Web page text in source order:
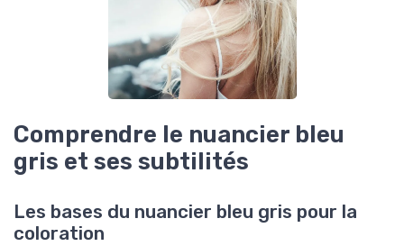
Comprendre le nuancier bleu
gris et ses subtilités
Les bases du nuancier bleu gris pour la
coloration